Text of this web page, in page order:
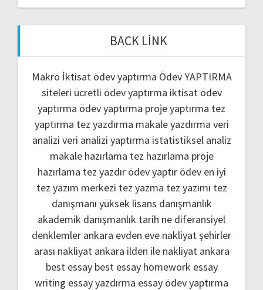
BACK LINK
Makro İktisat ödev yaptırma Ödev YAPTIRMA
siteleri ücretli ödev yaptırma iktisat ödev
yaptırma ödev yaptırma proje yaptırma tez
yaptırma tez yazdırma makale yazdırma veri
analizi veri analizi yaptırma istatistiksel analiz
makale hazırlama tez hazırlama proje
hazırlama tez yazdır ödev yaptır ödev en iyi
tez yazım merkezi tez yazma tez yazımı tez
danışmanı yüksek lisans danışmanlık
akademik danışmanlık tarih ne diferansiyel
denklemler ankara evden eve nakliyatşehirler
arası nakliyat ankara ilden ile nakliyat ankara
best essay best essay homework essay
writing essay yazdırma essay ödev yaptırma